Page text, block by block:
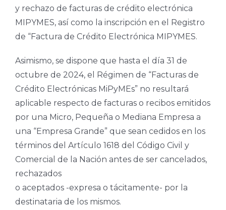
y rechazo de facturas de crédito electrónica
MIPYMES, así como la inscripción en el Registro
de “Factura de Crédito Electrónica MIPYMES.
Asimismo, se dispone que hasta el día 31 de
octubre de 2024, el Régimen de “Facturas de
Crédito Electrónicas MiPyMEs” no resultará
aplicable respecto de facturas o recibos emitidos
por una Micro, Pequeña o Mediana Empresa a
una “Empresa Grande” que sean cedidos en los
términos del Artículo 1618 del Código Civil y
Comercial de la Nación antes de ser cancelados,
rechazados
o aceptados -expresa o tácitamente- por la
destinataria de los mismos.